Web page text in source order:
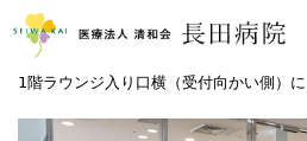
1階ラウンジ入り口横（受付向かい側）